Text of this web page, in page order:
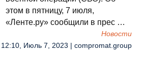
этом в пятницу, 7 июля,
«Ленте.ру» сообщили в прес …
Новости
12:10, Июль 7, 2023 | compromat.group